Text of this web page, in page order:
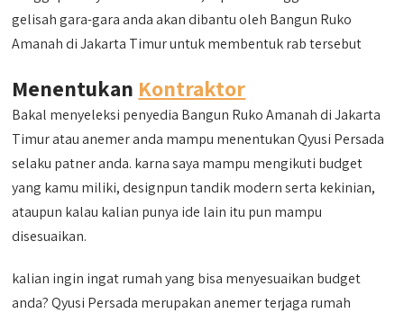
gelisah gara-gara anda akan dibantu oleh Bangun Ruko
Amanah di Jakarta Timur untuk membentuk rab tersebut
Menentukan Kontraktor
Bakal menyeleksi penyedia Bangun Ruko Amanah di Jakarta
Timur atau anemer anda mampu menentukan Qyusi Persada
selaku patner anda. karna saya mampu mengikuti budget
yang kamu miliki, designpun tandik modern serta kekinian,
ataupun kalau kalian punya ide lain itu pun mampu
disesuaikan.
kalian ingin ingat rumah yang bisa menyesuaikan budget
anda? Qyusi Persada merupakan anemer terjaga rumah